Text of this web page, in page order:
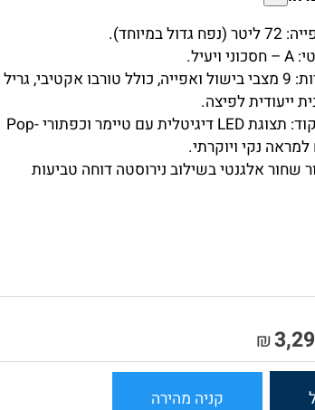
מגוון תוכניות: 9 מצבי בישול ואפייה, כולל טורבו אקטיבי, גריל
לפיצה.
מערכת פיקוד: תצוגת LED דיגיטלית עם טיימר וכפתורי Pop-